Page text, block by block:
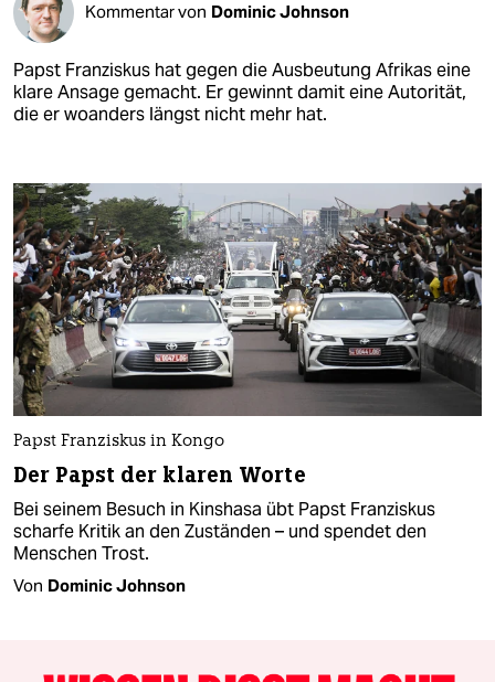
Kommentar von Dominic Johnson
Papst Franziskus hat gegen die Ausbeutung Afrikas eine
klare Ansage gemacht. Er gewinnt damit eine Autorität,
die er woanders längst nicht mehr hat.
Papst Franziskus in Kongo
Der Papst der klaren Worte
Bei seinem Besuch in Kinshasa übt Papst Franziskus
scharfe Kritik an den Zuständen – und spendet den
Menschen Trost.
Von Dominic Johnson